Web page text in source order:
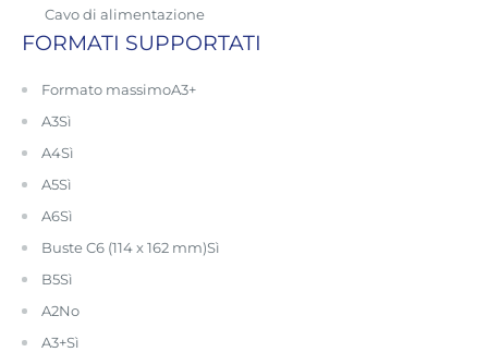
Cavo di alimentazione
FORMATI SUPPORTATI
Formato massimoA3+
A3Sì
A4Sì
A5Sì
A6Sì
Buste C6 (114 x 162 mm)Sì
B5Sì
A2No
A3+Sì